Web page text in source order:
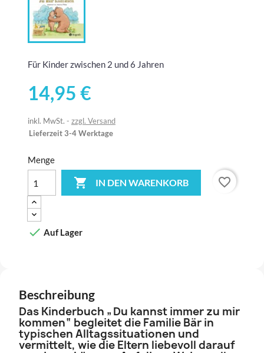
Für Kinder zwischen 2 und 6 Jahren
14,95 €
inkl. MwSt.
zzgl. Versand
Lieferzeit 3-4 Werktage
Menge
 IN DEN WARENKORB favorite_border
 Auf Lager
Beschreibung
Das Kinderbuch „Du kannst immer zu mir
kommen“ begleitet die Familie Bär in
typischen Alltagssituationen und
vermittelt, wie die Eltern liebevoll darauf